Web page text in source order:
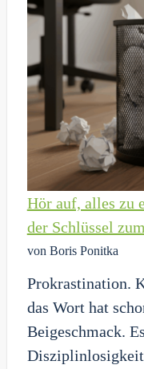
Hör auf, alles zu
der Schlüssel
von Boris Ponitka
Prokrastination.
das Wort hat
Beigeschmack.